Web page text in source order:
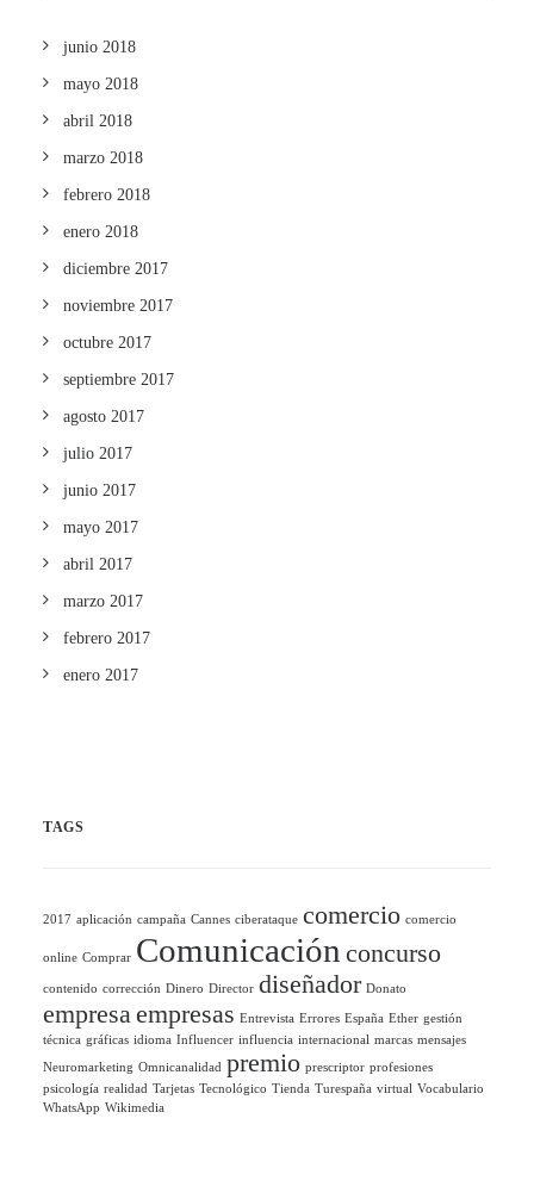
junio 2018
mayo 2018
abril 2018
marzo 2018
febrero 2018
enero 2018
diciembre 2017
noviembre 2017
octubre 2017
septiembre 2017
agosto 2017
julio 2017
junio 2017
mayo 2017
abril 2017
marzo 2017
febrero 2017
enero 2017
TAGS
2017 aplicación campaña Cannes ciberataque comercio comercio
online Comprar Comunicación concurso
contenido corrección Dinero Director diseñador Donato
empresaempresas Entrevista Errores España Ether gestión
técnica gráficas idioma Influencer influencia internacional marcas mensajes
Neuromarketing Omnicanalidad premio prescriptor profesiones
psicología realidad Tarjetas Tecnológico Tienda Turespaña virtual Vocabulario
WhatsApp Wikimedia